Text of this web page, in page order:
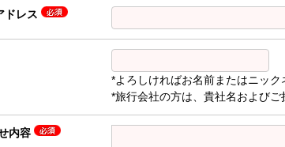
ドレス
*よろしければお名前またはニック
*旅行会社の方は、貴社名および
内容